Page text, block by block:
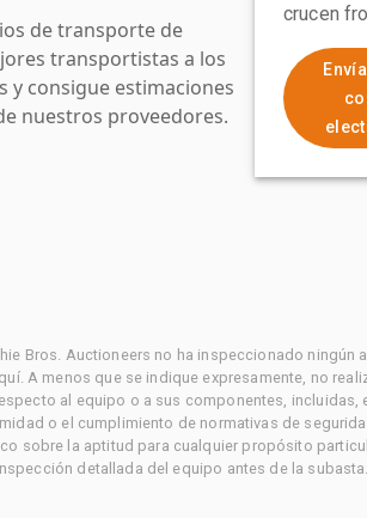
de transporte de
transportistas a los
y consigue estimaciones
nuestros proveedores.
crucen
Bros. Auctioneers no ha inspeccionado ningún
A menos que se indique expresamente, no
al equipo o a sus componentes, incluidas,
o el cumplimiento de normativas de
sobre la aptitud para cualquier propósito
detallada del equipo antes de la subasta.